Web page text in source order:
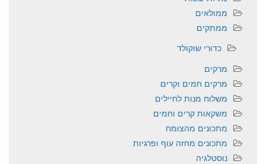
ממולאים
ממתקים
כדורי שוקולד
מרקים
מרקים חמים וקרים
משלוח מנות לחיילים
משקאות קרים וחמים
מתכונים מהצומח
מתכונים מחזה עוף ופרגיות
נוסטלגיה